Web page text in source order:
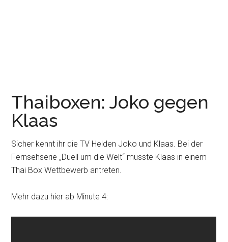
Thaiboxen: Joko gegen
Klaas
Sicher kennt ihr die TV Helden Joko und Klaas. Bei der
Fernsehserie „Duell um die Welt“ musste Klaas in einem
Thai Box Wettbewerb antreten.
Mehr dazu hier ab Minute 4: